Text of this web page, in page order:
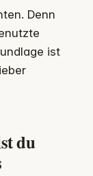
Denn
ist
du